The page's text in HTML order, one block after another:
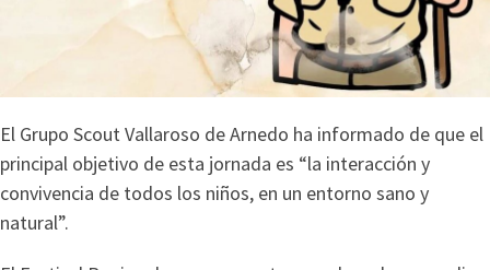
El Grupo Scout Vallaroso de Arnedo ha informado de que el
principal objetivo de esta jornada es “la interacción y
convivencia de todos los niños, en un entorno sano y
natural”.